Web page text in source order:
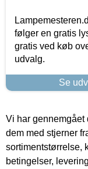
følger en gratis
gratis ved køb
udvalg.
Se
Vi har
dem med stjerner
sortimentstørrelse,
betingelser,